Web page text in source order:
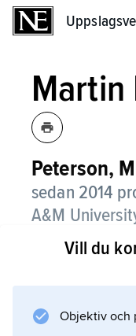
Martin
Peterson,
sedan 2014
A&M
Martin
disputationen
Vill du
Objektiv och